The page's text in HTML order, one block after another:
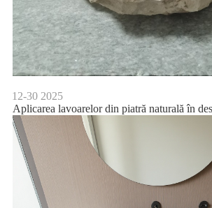
12-30 2025
Aplicarea lavoarelor din piatră naturală în